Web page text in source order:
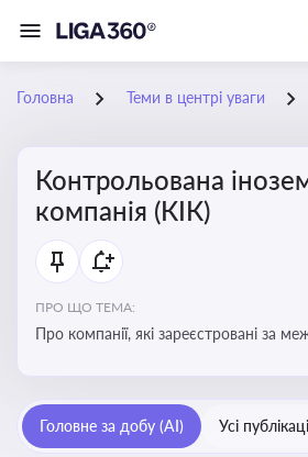
Головна Теми в центрі уваги
Контрольована
компанія (КІК)
ПРО ЩО ТЕМА:
Про компанії, які зареєстровані за
органами України щодо своїх доходів
Головне за добу (AI) Усі